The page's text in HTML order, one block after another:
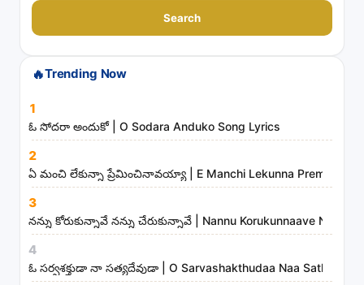
r
h
o
n
g
s
,
a
r
t
Search
🔥Trending Now
1
ఓ సోదరా అందుకో | O Sodara Anduko Song Lyrics
2
ఏ మంచి లేకున్నా ప్రేమించినావయ్యా | E Manchi Lekunna
3
నన్ను కోరుకున్నావే నన్ను చేరుకున్నావే | Nannu Korukunnaave Nannu
4
ఓ సర్వశక్తుడా నా సత్యదేవుడా | O Sarvashakthudaa Naa